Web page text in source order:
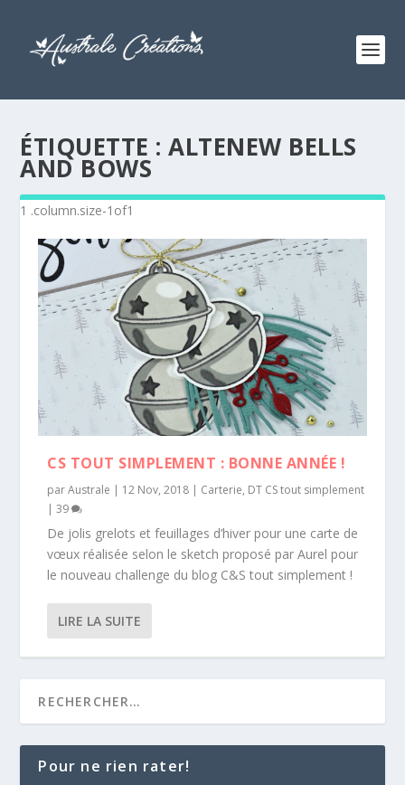
ÉTIQUETTE :ALTENEW BELLS
AND BOWS
CS TOUT SIMPLEMENT : BONNE ANNÉE !
parAustrale | 12 Nov, 2018 | Carterie, DT CS tout simplement
|39
De jolis grelots et feuillages d’hiver pour une carte de
vœux réalisée selon le sketch proposé par Aurel pour
le nouveau challenge du blog C&S tout simplement !
LIRE LA SUITE
Pour ne rien rater!